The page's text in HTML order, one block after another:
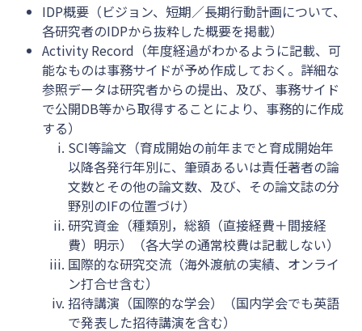
IDP概要（ビジョン、短期／長期行動計画について、
各研究者のIDPから抜粋した概要を掲載）
Activity Record（年度経過がわかるように記載、可
能なものは事務サイドが予め作成しておく。詳細な
参照データは研究者からの提出、及び、事務サイド
で公開DB等から取得することにより、事務的に作成
する）
SCI等論文（育成開始の前年までと育成開始年
以降各発行年別に、筆頭あるいは責任著者の論
文数とその他の論文数、及び、その論文誌の分
野別のIFの位置づけ）
研究資金（種類別，総額（直接経費＋間接経
費）明示）（各大学の通常校費は記載しない）
国際的な研究交流（海外渡航の実績、オンライ
ン打合せ含む）
招待講演（国際的な学会）（国内学会でも英語
で発表した招待講演を含む）